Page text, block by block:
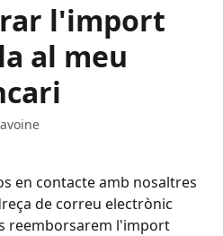
l'import
al meu
en contacte amb nosaltres
de correu electrònic
reemborsarem l'import